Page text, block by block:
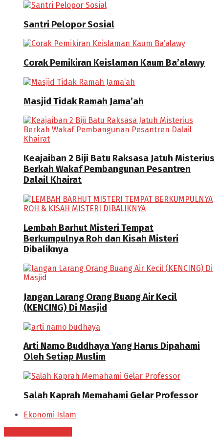
Santri Pelopor Sosial
Corak Pemikiran Keislaman Kaum Ba’alawy
Masjid Tidak Ramah Jama’ah
Keajaiban 2 Biji Batu Raksasa Jatuh Misterius
Berkah Wakaf Pembangunan Pesantren
Dalail Khairat
Lembah Barhut Misteri Tempat
Berkumpulnya Roh dan Kisah Misteri
Dibaliknya
Jangan Larang Orang Buang Air Kecil
(KENCING) Di Masjid
Arti Namo Buddhaya Yang Harus Dipahami
Oleh Setiap Muslim
Salah Kaprah Memahami Gelar Professor
Ekonomi Islam